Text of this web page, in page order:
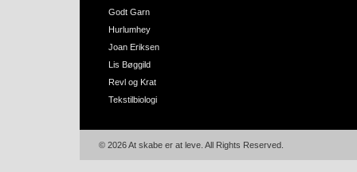
Godt Garn
Hurlumhey
Joan Eriksen
Lis Bøggild
Revl og Krat
Tekstilbiologi
© 2026 At skabe er at leve. All Rights Reserved.